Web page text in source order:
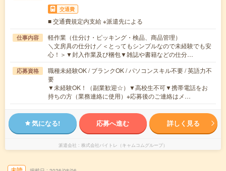
交通費
■ 交通費規定内支給 ※派遣先による
仕事内容
軽作業（仕分け・ピッキング・検品、商品管理）
＼文房具の仕分け／＜とってもシンプルなので未経験でも安
心！＞▼封入作業及び梱包▼雑誌や書籍などの仕分…
応募資格
職種未経験OK / ブランクOK / パソコンスキル不要 / 英語力不
要
▼未経験OK！（副業歓迎☆）▼高校生不可▼携帯電話をお
持ちの方（業務連絡に使用）※応募後のご連絡はメ…
気になる! 応募へ進む 詳しく見る
派遣会社 株式会社バイトレ（キャムコムグループ）